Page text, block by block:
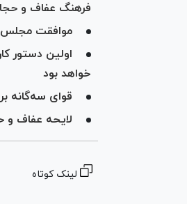
فرهنگ عفاف و
موافقت مجلس
اولین دستور
خواهد بود
قوای سه‌گانه
لایحه عفاف و حجاب در
لینک کوتاه